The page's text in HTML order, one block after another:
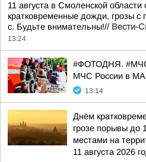
11 августа в Смоленской
кратковременные дожди, грозы
с. Будьте внимательны!// Вести-
13:24
#ФОТОДНЯ.
МЧС России в
13:14
Днём
грозе порывы до
местами на
11 августа 2026